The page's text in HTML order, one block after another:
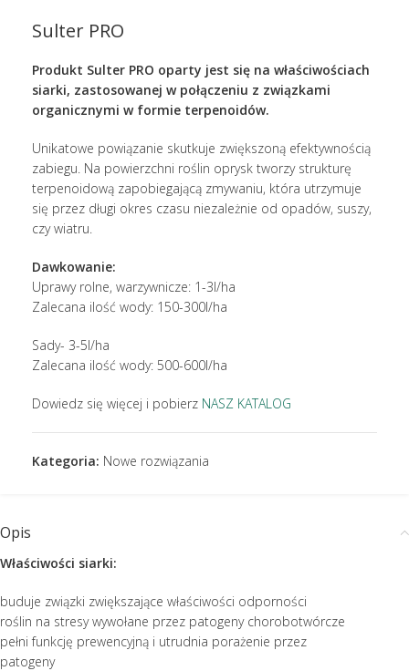
Sulter PRO
Produkt Sulter PRO oparty jest się na właściwościach
siarki, zastosowanej w połączeniu z związkami
organicznymi w formie terpenoidów.
Unikatowe powiązanie skutkuje zwiększoną efektywnością
zabiegu. Na powierzchni roślin oprysk tworzy strukturę
terpenoidową zapobiegającą zmywaniu, która utrzymuje
się przez długi okres czasu niezależnie od opadów, suszy,
czy wiatru.
Dawkowanie:
Uprawy rolne, warzywnicze: 1-3l/ha
Zalecana ilość wody: 150-300l/ha
Sady- 3-5l/ha
Zalecana ilość wody: 500-600l/ha
Dowiedz się więcej i pobierz NASZ KATALOG
Kategoria: Nowe rozwiązania
Opis
Właściwości siarki:
buduje związki zwiększające właściwości odporności
roślin na stresy wywołane przez patogeny chorobotwórcze
pełni funkcję prewencyjną i utrudnia porażenie przez
patogeny